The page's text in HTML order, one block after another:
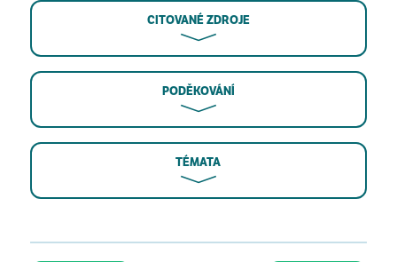
CITOVANÉ ZDROJE
PODĚKOVÁNÍ
TÉMATA